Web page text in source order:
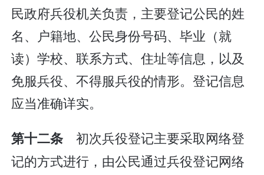
民政府兵役机关负责，主要登记公民的姓
名、户籍地、公民身份号码、毕业（就
读）学校、联系方式、住址等信息，以及
免服兵役、不得服兵役的情形。登记信息
应当准确详实。
第十二条初次兵役登记主要采取网络登
记的方式进行，由公民通过兵役登记网络